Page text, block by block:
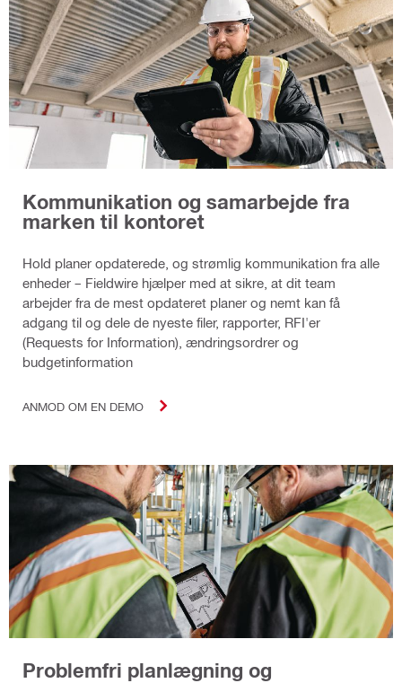
Kommunikation og samarbejde fra
marken til kontoret
Hold planer opdaterede, og strømlig kommunikation fra alle
enheder – Fieldwire hjælper med at sikre, at dit team
arbejder fra de mest opdateret planer og nemt kan få
adgang til og dele de nyeste filer, rapporter, RFI'er
(Requests for Information), ændringsordrer og
budgetinformation
ANMOD OM EN DEMO
Problemfri planlægning og